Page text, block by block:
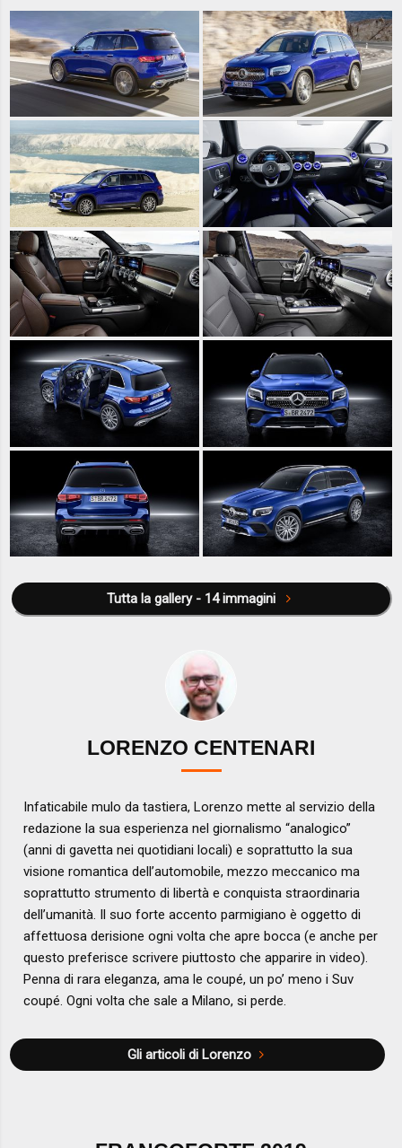
Tutta la gallery - 14 immagini
LORENZO CENTENARI
Infaticabile mulo da tastiera, Lorenzo mette al servizio della
redazione la sua esperienza nel giornalismo “analogico”
(anni di gavetta nei quotidiani locali) e soprattutto la sua
visione romantica dell’automobile, mezzo meccanico ma
soprattutto strumento di libertà e conquista straordinaria
dell’umanità. Il suo forte accento parmigiano è oggetto di
affettuosa derisione ogni volta che apre bocca (e anche per
questo preferisce scrivere piuttosto che apparire in video).
Penna di rara eleganza, ama le coupé, un po’ meno i Suv
coupé. Ogni volta che sale a Milano, si perde.
Gli articoli di Lorenzo